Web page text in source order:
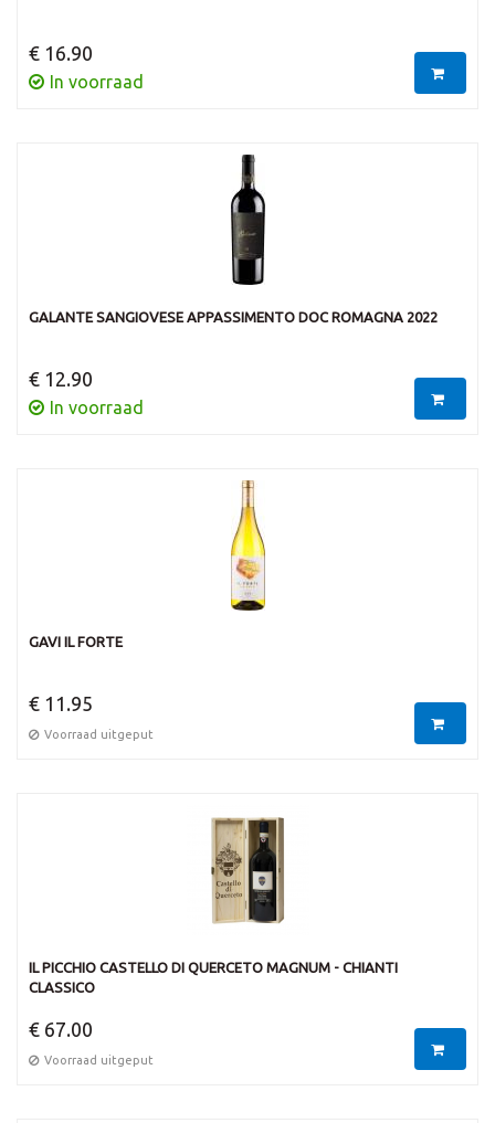
€ 16.90
In voorraad
GALANTE SANGIOVESE APPASSIMENTO DOC ROMAGNA 2022
€ 12.90
In voorraad
GAVI IL FORTE
€ 11.95
Voorraad uitgeput
IL PICCHIO CASTELLO DI QUERCETO MAGNUM - CHIANTI
CLASSICO
€ 67.00
Voorraad uitgeput